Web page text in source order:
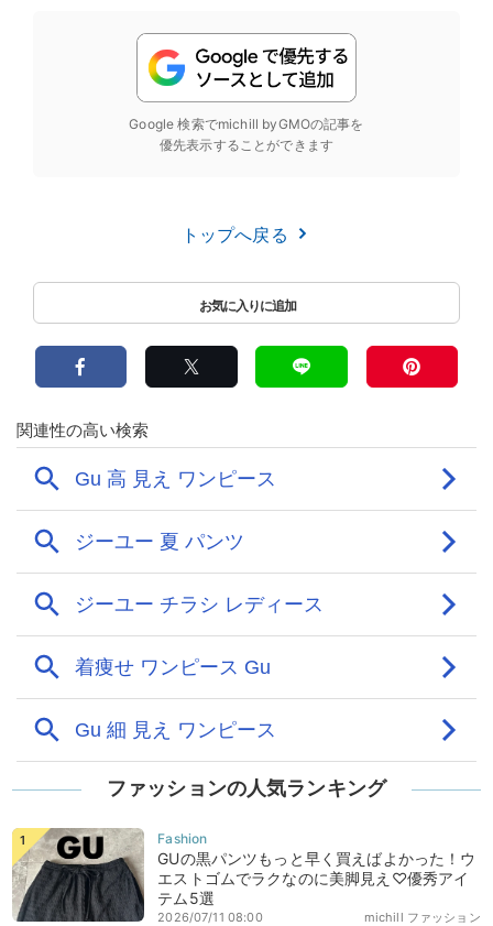
Google 検索でmichill byGMOの記事を
優先表示することができます
トップへ戻る
ファッションの人気ランキング
GUの黒パンツもっと早く買えばよかった！ウ
エストゴムでラクなのに美脚見え♡優秀アイ
テム5選
michill ファッション
2026/07/11 08:00